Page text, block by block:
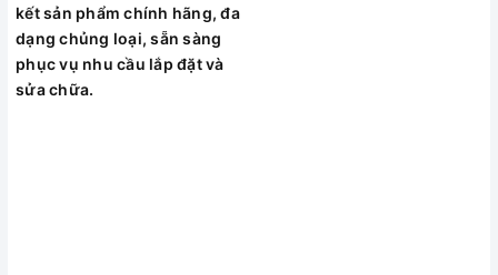
Lấy nước và đá bên ngoài
Thiết kế lấy nước, đá viên và đá xay bên ngoài tiện lợi. Khay
nước đá siêu mỏng giúp làm đá nhanh và tiết kiệm diện tích.
Ngăn kệ linh hoạt FlexStor dễ dàng di chuyển phù hợp với
kết sản phẩm chính hãng, đa
dạng chủng loại, sẵn sàng
phục vụ nhu cầu lắp đặt và
sửa chữa.